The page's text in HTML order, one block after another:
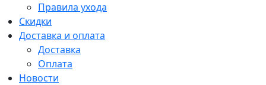
Правила ухода
Скидки
Доставка и оплата
Доставка
Оплата
Новости